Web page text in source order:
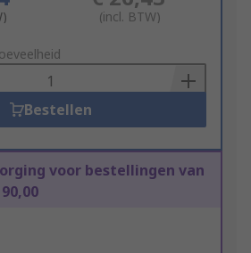
(incl. BTW)
Bestellen
voor bestellingen van